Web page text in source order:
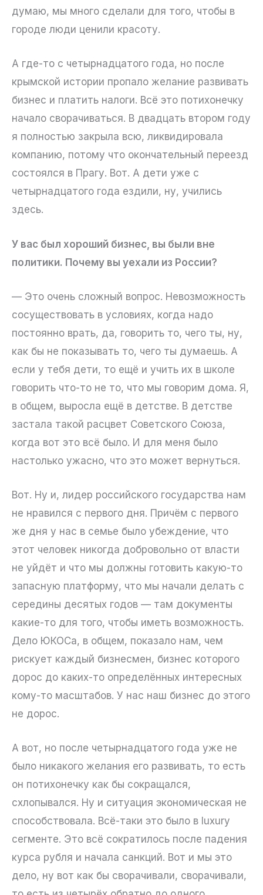
думаю, мы много сделали для того, чтобы в
городе люди ценили красоту.
А где-то с четырнадцатого года, но после
крымской истории пропало желание развивать
бизнес и платить налоги. Всё это потихонечку
начало сворачиваться. В двадцать втором году
я полностью закрыла всю, ликвидировала
компанию, потому что окончательный переезд
состоялся в Прагу. Вот. А дети уже с
четырнадцатого года ездили, ну, учились
здесь.
У вас был хороший бизнес, вы были вне
политики. Почему вы уехали из России?
— Это очень сложный вопрос. Невозможность
сосуществовать в условиях, когда надо
постоянно врать, да, говорить то, чего ты, ну,
как бы не показывать то, чего ты думаешь. А
если у тебя дети, то ещё и учить их в школе
говорить что-то не то, что мы говорим дома. Я,
в общем, выросла ещё в детстве. В детстве
застала такой расцвет Советского Союза,
когда вот это всё было. И для меня было
настолько ужасно, что это может вернуться.
Вот. Ну и, лидер российского государства нам
не нравился с первого дня. Причём с первого
же дня у нас в семье было убеждение, что
этот человек никогда добровольно от власти
не уйдёт и что мы должны готовить какую-то
запасную платформу, что мы начали делать с
середины десятых годов — там документы
какие-то для того, чтобы иметь возможность.
Дело ЮКОСа, в общем, показало нам, чем
рискует каждый бизнесмен, бизнес которого
дорос до каких-то определённых интересных
кому-то масштабов. У нас наш бизнес до этого
не дорос.
А вот, но после четырнадцатого года уже не
было никакого желания его развивать, то есть
он потихонечку как бы сокращался,
схлопывался. Ну и ситуация экономическая не
способствовала. Всё-таки это было в luxury
сегменте. Это всё сократилось после падения
курса рубля и начала санкций. Вот и мы это
дело, ну вот как бы сворачивали, сворачивали,